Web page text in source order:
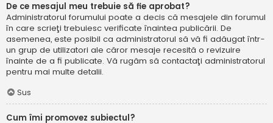
De ce mesajul meu trebuie să fie aprobat?
Administratorul forumului poate a decis că mesajele din forumul
în care scrieţi trebuiesc verificate înaintea publicării. De
asemenea, este posibil ca administratorul să vă fi adăugat într-
un grup de utilizatori ale căror mesaje recesită o revizuire
înainte de a fi publicate. Vă rugăm să contactaţi administratorul
pentru mai multe detalii.
Sus
Cum îmi promovez subiectul?